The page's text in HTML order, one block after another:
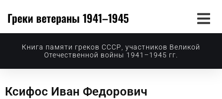
Греки ветераны 1941–1945
Книга памяти греков СССР, участников Великой
Отечественной войны 1941–1945 гг.
Ксифос Иван Федорович